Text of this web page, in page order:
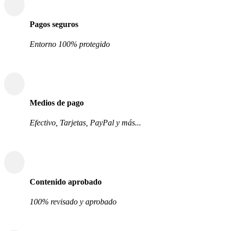
Pagos seguros
Entorno 100% protegido
Medios de pago
Efectivo, Tarjetas, PayPal y más...
Contenido aprobado
100% revisado y aprobado